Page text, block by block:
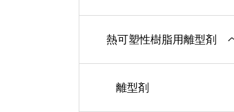
熱可塑性樹脂用離型剤
離型剤